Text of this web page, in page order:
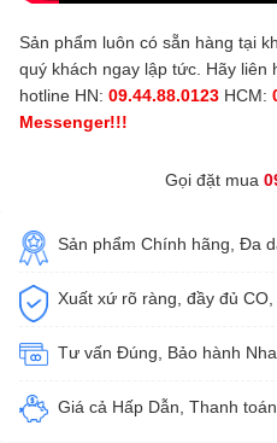
Sản phẩm luôn có sẵn hàng tại
quý khách ngay lập tức. Hãy liên
hotline HN: 09.44.88.0123 HCM:
Messenger!!!
Gọi đặt mua
Sản phẩm Chính hãng, Đa
Xuất xứ rõ ràng, đầy đủ CO,
Tư vấn Đúng, Bảo hành
Giá cả Hấp Dẫn, Thanh